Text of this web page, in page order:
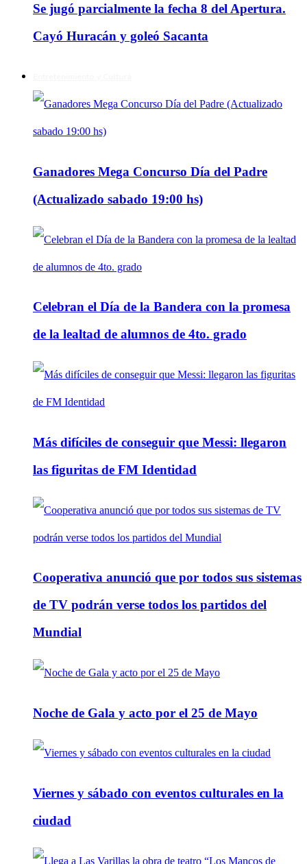
Se jugó parcialmente la fecha 8 del Apertura.
Cayó Huracán y goleó Sacanta
Ganadores Mega Concurso Día del Padre
(Actualizado sabado 19:00 hs)
Celebran el Día de la Bandera con la promesa
de la lealtad de alumnos de 4to. grado
Más difíciles de conseguir que Messi: llegaron
las figuritas de FM Identidad
Cooperativa anunció que por todos sus sistemas
de TV podrán verse todos los partidos del
Mundial
Noche de Gala y acto por el 25 de Mayo
Viernes y sábado con eventos culturales en la
ciudad